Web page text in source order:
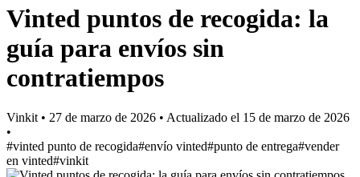
Vinted puntos de recogida: la
guía para envíos sin
contratiempos
Vinkit • 27 de marzo de 2026 • Actualizado el 15 de marzo de 2026
•
#vinted punto de recogida#envío vinted#punto de entrega#vender
en vinted#vinkit